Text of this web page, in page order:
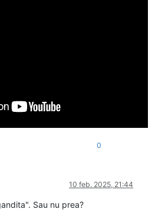
0
10 feb. 2025, 21:44
Sau nu prea?